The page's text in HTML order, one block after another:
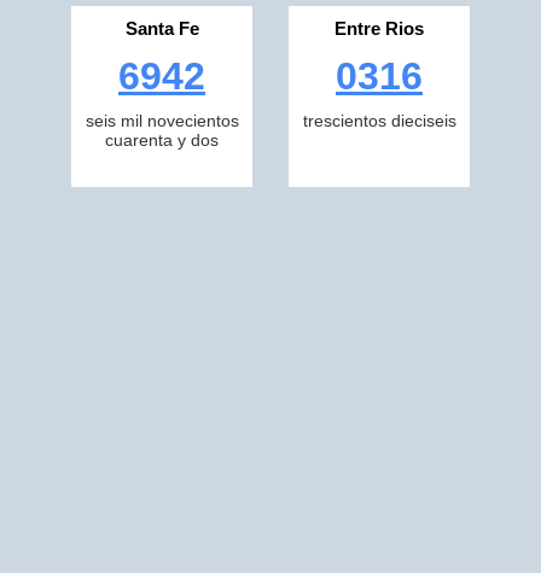
Santa Fe
6942
seis mil novecientos
cuarenta y dos
Entre Rios
0316
trescientos dieciseis